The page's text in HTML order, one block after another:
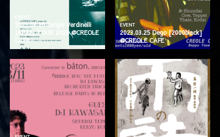
2023.03.26 Sergio Verdinelli
JAPAN TOUR 2023 @CREOLE
CAFE
EVENT
2023.03.25 Dego [2000black]
@CREOLE CAFE